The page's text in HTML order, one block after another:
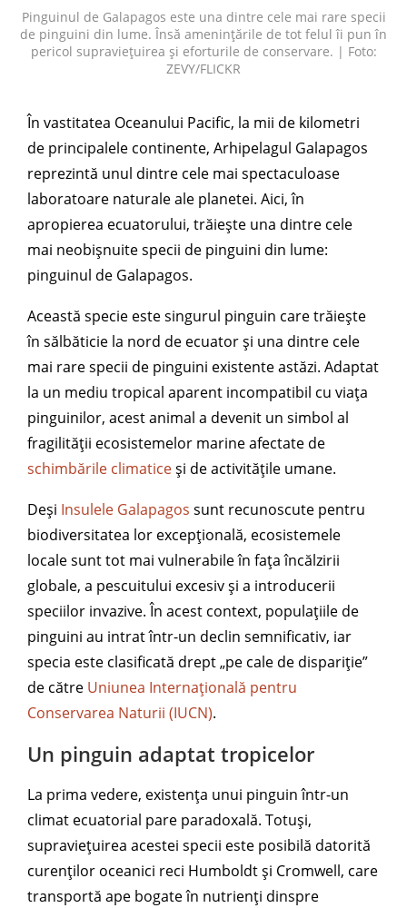
Pinguinul de Galapagos este una dintre cele mai rare specii
de pinguini din lume. Însă amenințările de tot felul îi pun în
pericol supraviețuirea și eforturile de conservare. | Foto:
ZEVY/FLICKR
În vastitatea Oceanului Pacific, la mii de kilometri
de principalele continente, Arhipelagul Galapagos
reprezintă unul dintre cele mai spectaculoase
laboratoare naturale ale planetei. Aici, în
apropierea ecuatorului, trăiește una dintre cele
mai neobișnuite specii de pinguini din lume:
pinguinul de Galapagos.
Această specie este singurul pinguin care trăiește
în sălbăticie la nord de ecuator și una dintre cele
mai rare specii de pinguini existente astăzi. Adaptat
la un mediu tropical aparent incompatibil cu viața
pinguinilor, acest animal a devenit un simbol al
fragilității ecosistemelor marine afectate de
schimbările climaticeși de activitățile umane.
Deși Insulele Galapagos sunt recunoscute pentru
biodiversitatea lor excepțională, ecosistemele
locale sunt tot mai vulnerabile în fața încălzirii
globale, a pescuitului excesiv și a introducerii
speciilor invazive. În acest context, populațiile de
pinguini au intrat într-un declin semnificativ, iar
specia este clasificată drept „pe cale de dispariție”
de către Uniunea Internațională pentru
Conservarea Naturii (IUCN).
Un pinguin adaptat tropicelor
La prima vedere, existența unui pinguin într-un
climat ecuatorial pare paradoxală. Totuși,
supraviețuirea acestei specii este posibilă datorită
curenților oceanici reci Humboldt și Cromwell, care
transportă ape bogate în nutrienți dinspre